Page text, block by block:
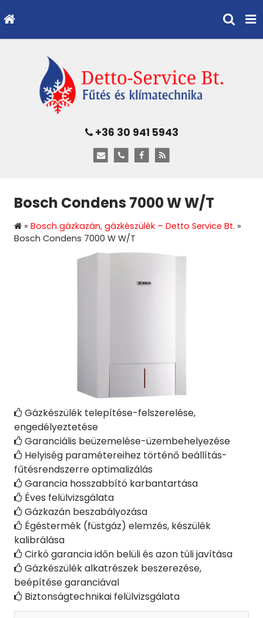
+36 30 941 5943
Bosch Condens 7000 W W/T
» Bosch gázkazán, gázkészülék – Detto Service Bt. »
Bosch Condens 7000 W W/T
 Gázkészülék telepítése-felszerelése,
engedélyeztetése
 Garanciális beüzemelése-üzembehelyezése
 Helyiség paramétereihez történő beállítás-
fűtésrendszerre optimalizálás
 Garancia hosszabbító karbantartása
 Éves felülvizsgálata
 Gázkazán beszabályozása
 Égéstermék (füstgáz) elemzés, készülék
kalibrálása
 Cirkó garancia időn belüli és azon túli javítása
 Gázkészülék alkatrészek beszerezése,
beépítése garanciával
 Biztonságtechnikai felülvizsgálata